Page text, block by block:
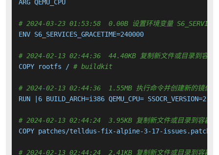
ARG QEMU_CPU
# 2024-03-23 01:53:58  0.00B 设置环境变量
ENV S6_SERVICES_GRACETIME=240000
# 2024-02-13 02:44:36  44.40KB 复制新文件或目录到容器
COPY rootfs / # buildkit
# 2024-02-13 02:44:36  1.55MB 执行命令并创建新的镜像层
RUN |6 BUILD_ARCH=i386 QEMU_CPU=
# 2024-02-13 02:44:24  3.95KB 复制新文件或目录到容器中
COPY patches/telldus-fix-alpine-3-17-
# 2024-02-13 02:44:24  2.41KB 复制新文件或目录到容器中